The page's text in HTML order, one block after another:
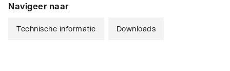
Navigeer naar
Technische informatie Downloads